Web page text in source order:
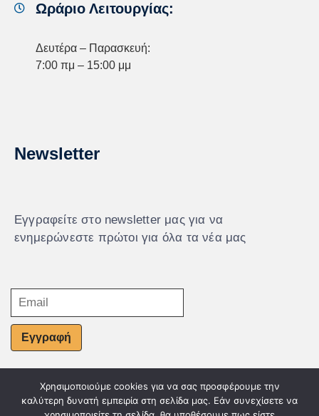
Ωράριο Λειτουργίας:
Δευτέρα – Παρασκευή:
7:00 πμ – 15:00 μμ
Newsletter
Εγγραφείτε στο newsletter μας για να
ενημερώνεστε πρώτοι για όλα τα νέα μας
Εγγραφή
© Powered by Knowledge AE
Χρησιμοποιούμε cookies για να σας προσφέρουμε την
καλύτερη δυνατή εμπειρία στη σελίδα μας. Εάν συνεχίσετε να